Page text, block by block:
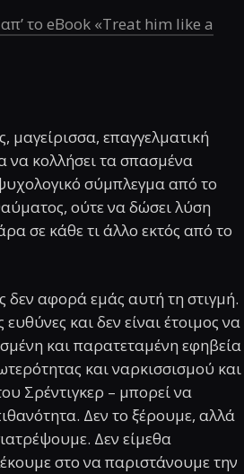
το eBook «Treat him like a
μαγείρισσα, επαγγελματική
να κολλήσει τα σπασμένα
σύμπλεγμα από το
ούτε να δώσει λύση
σε κάθε τι άλλο εκτός από το
αφορά εμάς αυτή τη στιγμή.
και δεν είναι έτοιμος να
και παρατεταμένη εφηβεία
και ναρκισσισμού και
Σρέντιγκερ – μπορεί να
Δεν το ξέρουμε, αλλά
Δεν είμεθα
στο να παριστάνουμε την